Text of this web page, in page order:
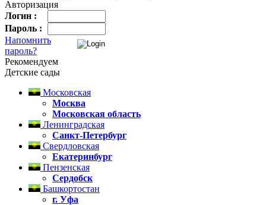
Авторизация
Логин :
Пароль :
Напомнить
пароль?
Рекомендуем
Детские сады
Московская
Москва
Московская­ область
Ленинградская
Санкт-Петербург
Свердловская
Екатеринбург
Пензенская
Сердобск
Башкортостан
г. Уфа